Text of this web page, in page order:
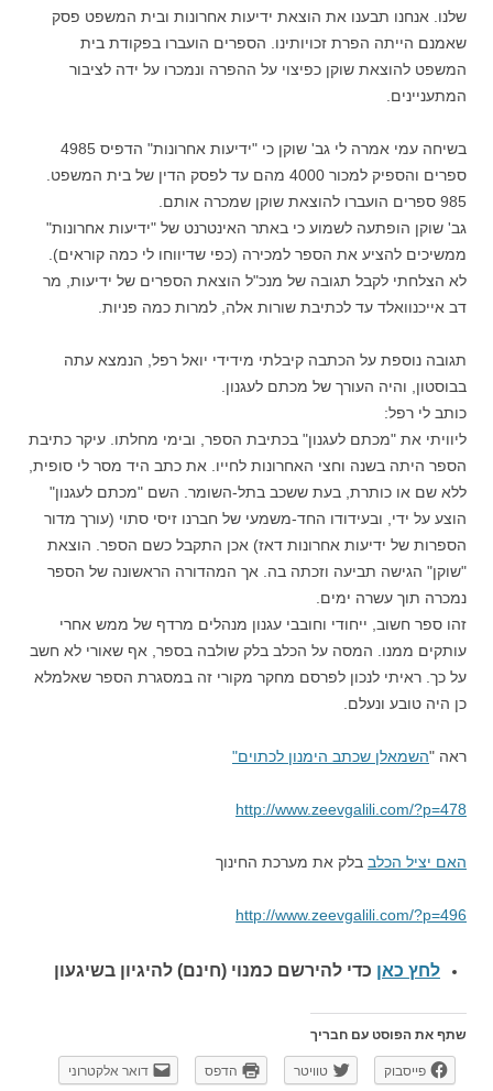
שלנו. אנחנו תבענו את הוצאת ידיעות אחרונות ובית המשפט פסק
שאמנם הייתה הפרת זכויותינו. הספרים הועברו בפקודת בית
המשפט להוצאת שוקן כפיצוי על ההפרה ונמכרו על ידה לציבור
המתעניינים.
בשיחה עמי אמרה לי גב' שוקן כי "ידיעות אחרונות" הדפיס 4985
ספרים והספיק למכור 4000 מהם עד לפסק הדין של בית המשפט.
985 ספרים הועברו להוצאת שוקן שמכרה אותם.
גב' שוקן הופתעה לשמוע כי באתר האינטרנט של "ידיעות אחרונות"
ממשיכים להציע את הספר למכירה (כפי שדיווחו לי כמה קוראים).
לא הצלחתי לקבל תגובה של מנכ"ל הוצאת הספרים של ידיעות, מר
דב אייכנוואלד עד לכתיבת שורות אלה, למרות כמה פניות.
תגובה נוספת על הכתבה קיבלתי מידידי יואל רפל, הנמצא עתה
בבוסטון, והיה העורך של מכתם לעגנון.
כותב לי רפל:
ליוויתי את "מכתם לעגנון" בכתיבת הספר, ובימי מחלתו. עיקר כתיבת
הספר היתה בשנה וחצי האחרונות לחייו. את כתב היד מסר לי סופית,
ללא שם או כותרת, בעת ששכב בתל-השומר. השם "מכתם לעגנון"
הוצע על ידי, ובעידודו החד-משמעי של חברנו זיסי סתוי (עורך מדור
הספרות של ידיעות אחרונות דאז) אכן התקבל כשם הספר. הוצאת
"שוקן" הגישה תביעה וזכתה בה. אך המהדורה הראשונה של הספר
נמכרה תוך עשרה ימים.
זהו ספר חשוב, ייחודי וחובבי עגנון מנהלים מרדף של ממש אחרי
עותקים ממנו. המסה על הכלב בלק שולבה בספר, אף שאורי לא חשב
על כך. ראיתי לנכון לפרסם מחקר מקורי זה במסגרת הספר שאלמלא
כן היה טובע ונעלם.
ראה "השמאלן שכתב הימנון לכתוים"
http://www.zeevgalili.com/?p=478
האם יציל הכלב בלק את מערכת החינוך
http://www.zeevgalili.com/?p=496
לחץ כאן כדי להירשם כמנוי (חינם) להיגיון בשיגעון
שתף את הפוסט עם חבריך
פייסבוק טוויטר הדפס דואר אלקטרוני